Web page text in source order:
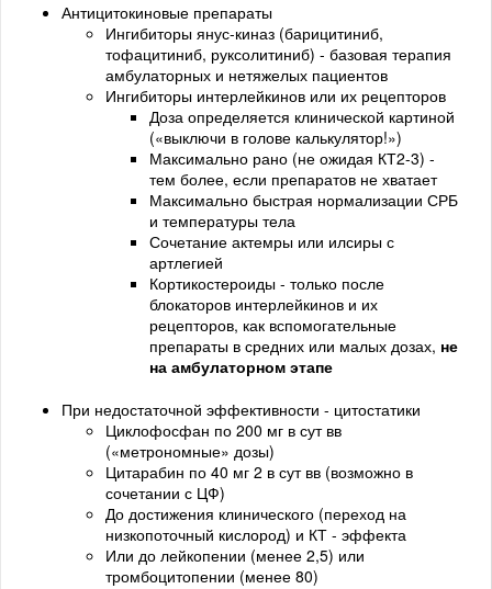
Антицитокиновые препараты
Ингибиторы янус-киназ (барицитиниб,
тофацитиниб, руксолитиниб) - базовая терапия
амбулаторных и нетяжелых пациентов
Ингибиторы интерлейкинов или их рецепторов
Доза определяется клинической картиной
(«выключи в голове калькулятор!»)
Максимально рано (не ожидая КТ2-3) -
тем более, если препаратов не хватает
Максимально быстрая нормализации СРБ
и температуры тела
Сочетание актемры или илсиры с
артлегией
Кортикостероиды - только после
блокаторов интерлейкинов и их
рецепторов, как вспомогательные
препараты в средних или малых дозах, не
на амбулаторном этапе
При недостаточной эффективности - цитостатики
Циклофосфан по 200 мг в сут вв
(«метрономные» дозы)
Цитарабин по 40 мг 2 в сут вв (возможно в
сочетании с ЦФ)
До достижения клинического (переход на
низкопоточный кислород) и КТ - эффекта
Или до лейкопении (менее 2,5) или
тромбоцитопении (менее 80)